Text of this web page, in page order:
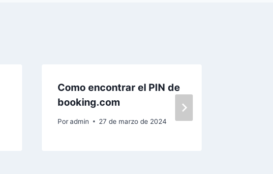
Como encontrar el PIN de
booking.com
Por admin 27 de marzo de 2024